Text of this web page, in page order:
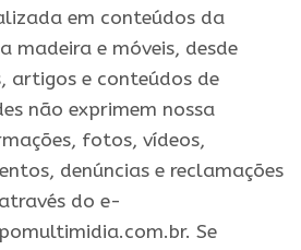
em conteúdos da
madeira e móveis, desde
artigos e conteúdos de
não exprimem nossa
fotos, vídeos,
denúncias e reclamações
do e-
Se